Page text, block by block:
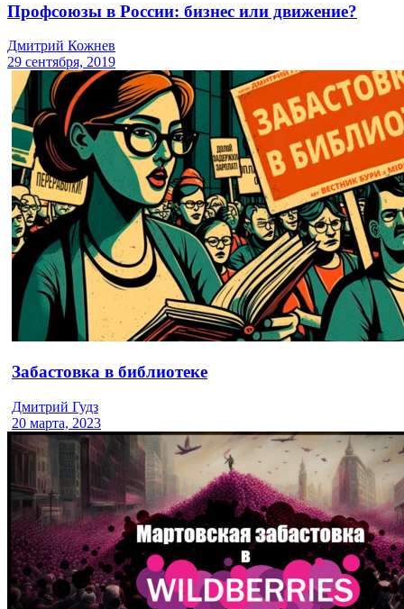
Профсоюзы в России: бизнес или движение?
Дмитрий Кожнев
29 сентября, 2019
Забастовка в библиотеке
Дмитрий Гудз
20 марта, 2023